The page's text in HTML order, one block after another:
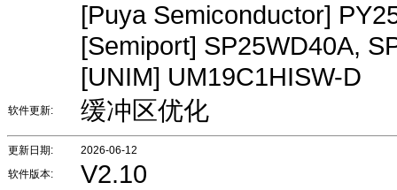
[Puya Semiconductor]
[Semiport] SP25WD40A,
[UNIM] UM19C1HISW-D
软件更新: 缓冲区优化
更新日期:
2026-06-12
软件版本:
V2.10